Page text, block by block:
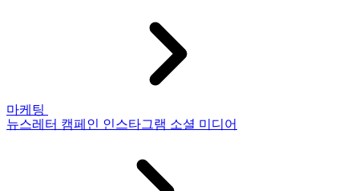
마케팅
뉴스레터 캠페인 인스타그램 소셜 미디어